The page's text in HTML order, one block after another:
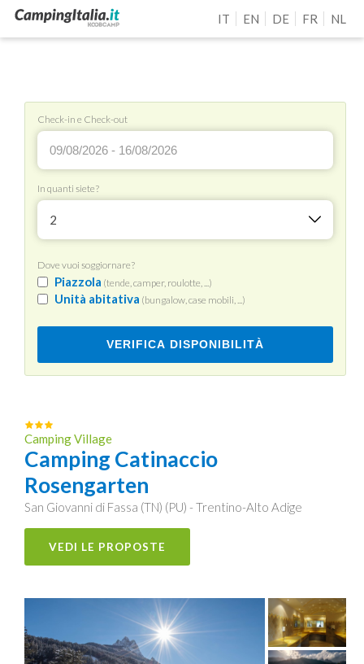
IT EN DE FR NL
Check-in e Check-out
In quanti siete?
2
Dove vuoi soggiornare?
Piazzola (tende, camper, roulotte, ...)
Unità abitativa (bungalow, case mobili, ...)
VERIFICA DISPONIBILITÀ
Camping Village
Camping Catinaccio
Rosengarten
San Giovanni di Fassa (TN) (PU) - Trentino-Alto Adige
VEDI LE PROPOSTE